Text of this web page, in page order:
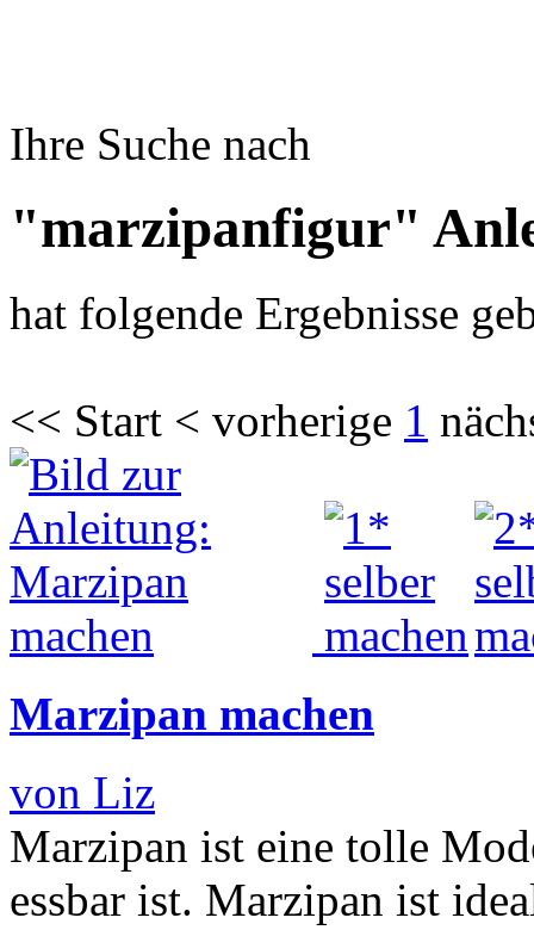
Ihre Suche nach
"marzipanfigur"
hat folgende Ergebnisse
<< Start < vorherige 1
Marzipan machen
von Liz
Marzipan ist eine tolle
essbar ist. Marzipan ist